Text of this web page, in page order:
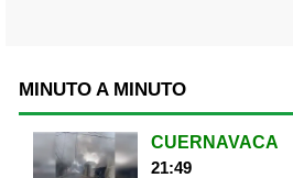
MINUTO A MINUTO
CUERNAVACA
21:49